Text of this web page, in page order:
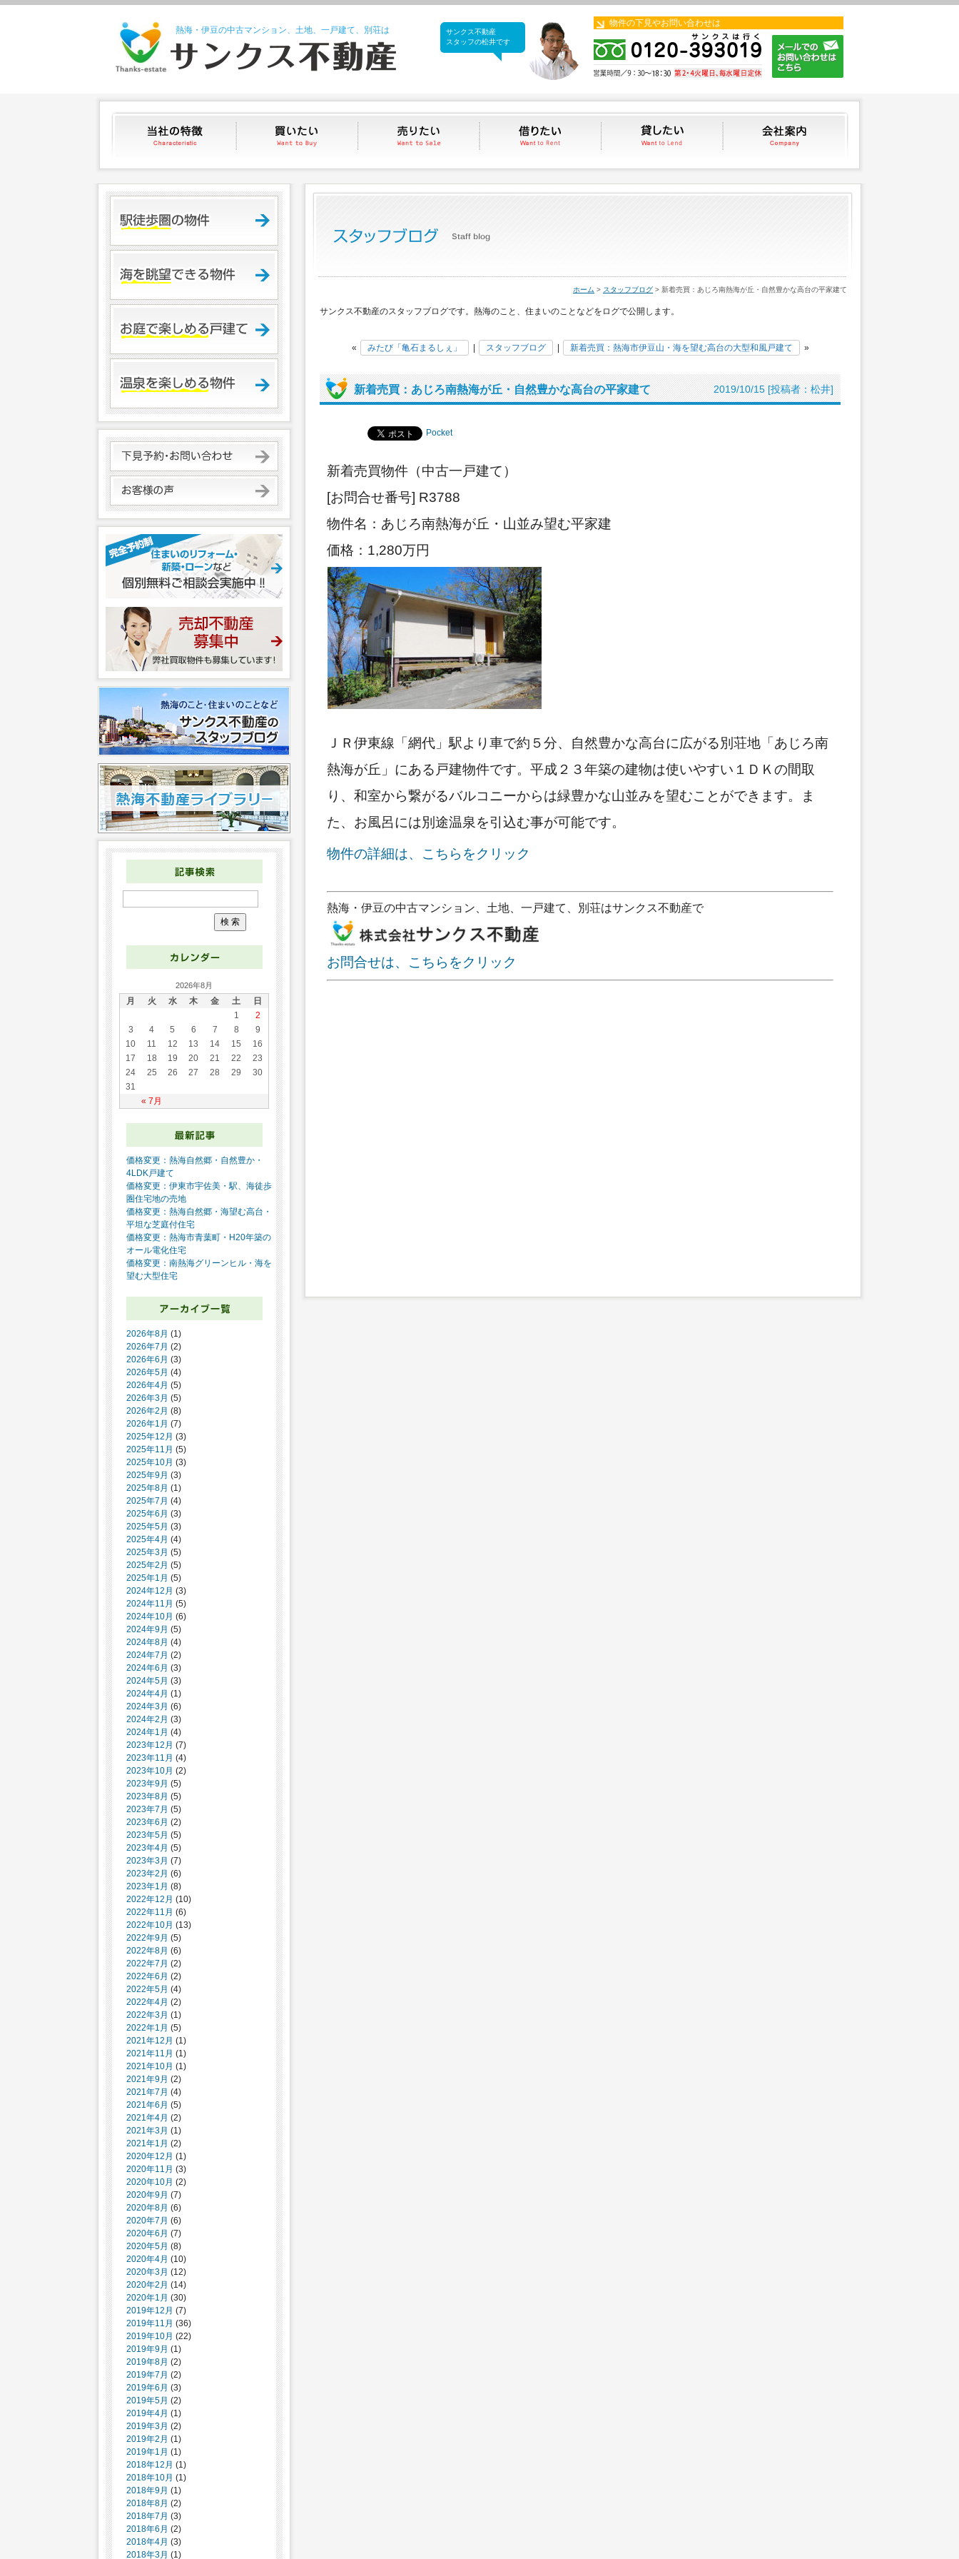
熱海・伊豆の中古マンション、土地、一戸建て、別荘は
サンクス不動産
サンクス不動産
スタッフの松井です
物件の下見やお問い合わせは
当社の特徴 買いたい 売りたい 借りたい 貸したい
ホーム > スタッフブログ > 新着売買：あじろ南熱海が丘・自然豊かな高台の平家建て
サンクス不動産のスタッフブログです。熱海のこと、住まいのことなどをログで公開します。
« みたび「亀石まるしぇ」 スタッフブログ 新着売買：熱海市伊豆山・海を望む高台の大型和風戸建て »
新着売買：あじろ南熱海が丘・自然豊かな高台の平家建て 2019/10/15 [投稿者：松井]
Pocket
新着売買物件（中古一戸建て）
[お問合せ番号] R3788
物件名：あじろ南熱海が丘・山並み望む平家建
価格：1,280万円
ＪＲ伊東線「網代」駅より車で約５分、自然豊かな高台に広がる別荘地「あじろ南
熱海が丘」にある戸建物件です。平成２３年築の建物は使いやすい１ＤＫの間取
り、和室から繋がるバルコニーからは緑豊かな山並みを望むことができます。ま
た、お風呂には別途温泉を引込む事が可能です。
物件の詳細は、こちらをクリック
熱海・伊豆の中古マンション、土地、一戸建て、別荘はサンクス不動産で
お問合せは、こちらをクリック
2026年8月
月 火 水 木 金 土 日
« 7月
1
2
3
4 5 6 7 8
9
10
11 12 13 14 15
16
17
18 19 20 21 22
23
24
25 26 27 28 29
30
31
価格変更：熱海自然郷・自然豊か・
4LDK戸建て
価格変更：伊東市宇佐美・駅、海徒歩
圏住宅地の売地
価格変更：熱海自然郷・海望む高台・
平坦な芝庭付住宅
価格変更：熱海市青葉町・H20年築の
オール電化住宅
価格変更：南熱海グリーンヒル・海を
望む大型住宅
2026年8月 (1)
2026年7月 (2)
2026年6月 (3)
2026年5月 (4)
2026年4月 (5)
2026年3月 (5)
2026年2月 (8)
2026年1月 (7)
2025年12月 (3)
2025年11月 (5)
2025年10月 (3)
2025年9月 (3)
2025年8月 (1)
2025年7月 (4)
2025年6月 (3)
2025年5月 (3)
2025年4月 (4)
2025年3月 (5)
2025年2月 (5)
2025年1月 (5)
2024年12月 (3)
2024年11月 (5)
2024年10月 (6)
2024年9月 (5)
2024年8月 (4)
2024年7月 (2)
2024年6月 (3)
2024年5月 (3)
2024年4月 (1)
2024年3月 (6)
2024年2月 (3)
2024年1月 (4)
2023年12月 (7)
2023年11月 (4)
2023年10月 (2)
2023年9月 (5)
2023年8月 (5)
2023年7月 (5)
2023年6月 (2)
2023年5月 (5)
2023年4月 (5)
2023年3月 (7)
2023年2月 (6)
2023年1月 (8)
2022年12月 (10)
2022年11月 (6)
2022年10月 (13)
2022年9月 (5)
2022年8月 (6)
2022年7月 (2)
2022年6月 (2)
2022年5月 (4)
2022年4月 (2)
2022年3月 (1)
2022年1月 (5)
2021年12月 (1)
2021年11月 (1)
2021年10月 (1)
2021年9月 (2)
2021年7月 (4)
2021年6月 (5)
2021年4月 (2)
2021年3月 (1)
2021年1月 (2)
2020年12月 (1)
2020年11月 (3)
2020年10月 (2)
2020年9月 (7)
2020年8月 (6)
2020年7月 (6)
2020年6月 (7)
2020年5月 (8)
2020年4月 (10)
2020年3月 (12)
2020年2月 (14)
2020年1月 (30)
2019年12月 (7)
2019年11月 (36)
2019年10月 (22)
2019年9月 (1)
2019年8月 (2)
2019年7月 (2)
2019年6月 (3)
2019年5月 (2)
2019年4月 (1)
2019年3月 (2)
2019年2月 (1)
2019年1月 (1)
2018年12月 (1)
2018年10月 (1)
2018年9月 (1)
2018年8月 (2)
2018年7月 (3)
2018年6月 (2)
2018年4月 (3)
2018年3月 (1)